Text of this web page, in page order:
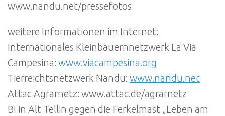
www.nandu.net/pressefotos
weitere Informationen im Internet:
Internationales Kleinbauernnetzwerk La Via
Campesina: www.viacampesina.org
Tierreichtsnetzwerk Nandu: www.nandu.net
Attac Agrarnetz: www.attac.de/agrarnetz
BI in Alt Tellin gegen die Ferkelmast „Leben am